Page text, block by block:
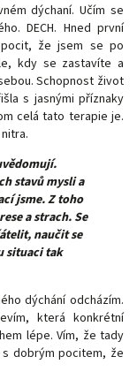
dýchaní. Učím se
DECH. Hned první
pocit, že jsem se po
kdy se zastavíte a
Schopnost život
s jasnými příznaky
celá tato terapie je.
stavů mysli a
jsme. Z toho
a strach. Se
naučit se
situaci tak
dýchání odcházím.
která konkrétní
lépe. Vím, že tady
dobrým pocitem, že